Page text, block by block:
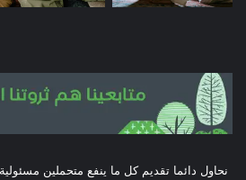
نحاول دائما تقديم كل ما ينفع متحملين مسئولية